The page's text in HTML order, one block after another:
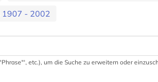
1907 - 2002
etc.), um die Suche zu erweitern oder